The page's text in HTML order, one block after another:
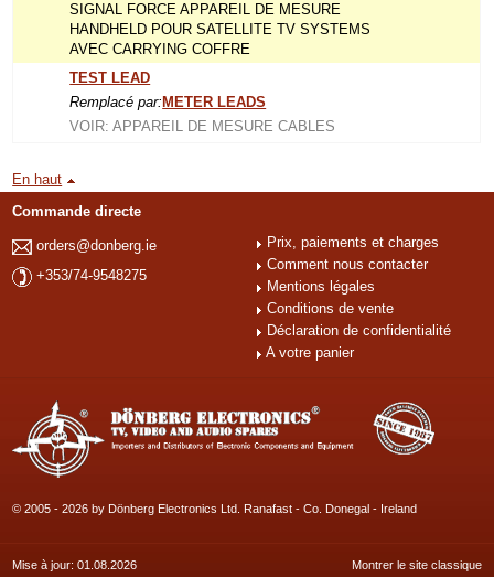
SIGNAL FORCE APPAREIL DE MESURE
HANDHELD POUR SATELLITE TV SYSTEMS
AVEC CARRYING COFFRE
TEST LEAD
Remplacé par: METER LEADS
VOIR: APPAREIL DE MESURE CABLES
En haut
Commande directe
orders@donberg.ie
+353/74-9548275
Prix, paiements et charges
Comment nous contacter
Mentions légales
Conditions de vente
Déclaration de confidentialité
A votre panier
© 2005 - 2026 by Dönberg Electronics Ltd. Ranafast - Co. Donegal - Ireland
Mise à jour: 01.08.2026 Montrer le site classique